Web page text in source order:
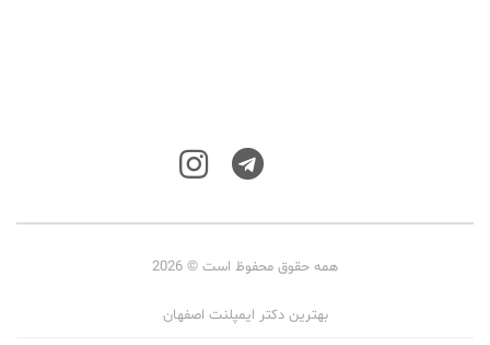
همه حقوق محفوظ است © 2026
بهترین دکتر ایمپلنت اصفهان